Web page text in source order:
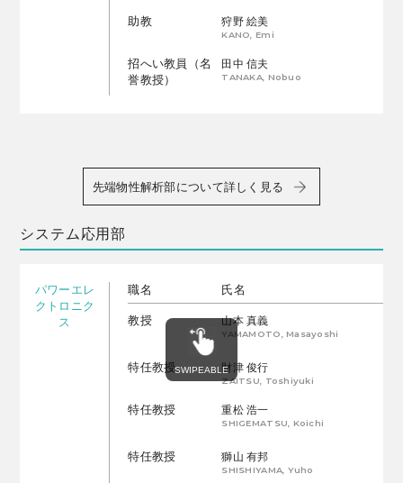
助教 狩野 絵美
KANO, Emi
招へい教員（名
誉教授）
田中 信夫
TANAKA, Nobuo
先端物性解析部について詳しく見る
システム応用部
パワーエレ
クトロニク
ス
職名 氏名
教授 山本 真義
YAMAMOTO, Masayoshi
特任教授 財津 俊行
ZAITSU, Toshiyuki
特任教授 重松 浩一
SHIGEMATSU, Koichi
特任教授 獅山 有邦
SHISHIYAMA, Yuho